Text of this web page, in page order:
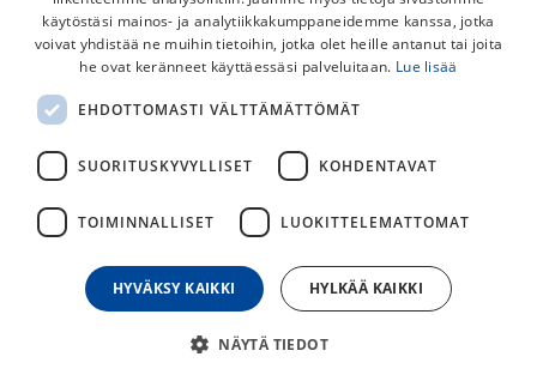
FOX Enduro Polvisuojat
helpompaa ja mukavampaa suojaa lenkeille. Enduro
mahdollistavat täyden liikkuvuuden.
69,00€
käytöstäsi mainos- ja analytiikkakumppaneidemme kanssa, jotka
voivat yhdistää ne muihin tietoihin, jotka olet heille antanut tai joita
he ovat keränneet käyttäessäsi palveluitaan. Lue lisää
EHDOTTOMASTI VÄLTTÄMÄTTÖMÄT
SUORITUSKYVYLLISET KOHDENTAVAT
TOIMINNALLISET LUOKITTELEMATTOMAT
HYVÄKSY KAIKKI HYLKÄÄ KAIKKI
NÄYTÄ TIEDOT